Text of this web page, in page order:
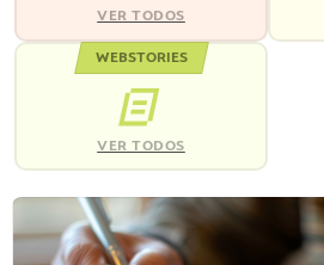
VER TODOS
WEBSTORIES
VER TODOS